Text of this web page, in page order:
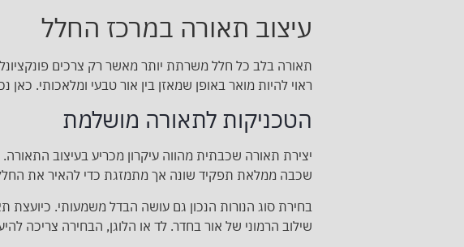
עיצוב תאורה במרכז החלל
תאורה בלב כל חלל משרתת יותר מאשר רק צרכים
ראוי להיות מואר באופן שמאזן בין אור טבעי ומלאכותי. כאן
הטכניקות לתאורה מושלמת
יצירת תאורה שכבתית מהווה עיקרון מכריע בעיצוב
שכבה ממלאת תפקיד שונה אך מתמזגת כדי להאיר את החלל
בחירת סוג הנורות הנכון גם עושה הבדל משמעותי.
שילוב הרמוני של אור בחדר. לד או הלוגן, הבחירה צריכה